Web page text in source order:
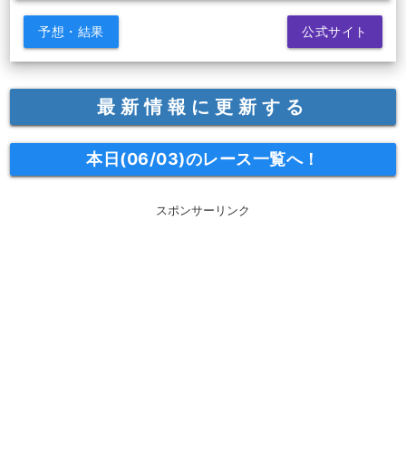
予想・結果 公式サイト
最新情報に更新する
本日(06/03)のレース一覧へ！
スポンサーリンク